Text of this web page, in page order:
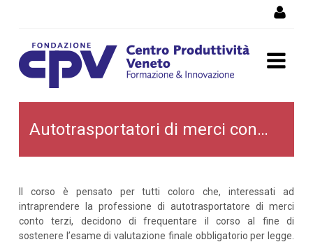
Autotrasportatori di merci
conto terzi
Autotrasportatori di merci conto terzi
Il corso è pensato per tutti coloro che, interessati ad
intraprendere la professione di autotrasportatore di merci
conto terzi, decidono di frequentare il corso al fine di
sostenere l’esame di valutazione finale obbligatorio per legge.